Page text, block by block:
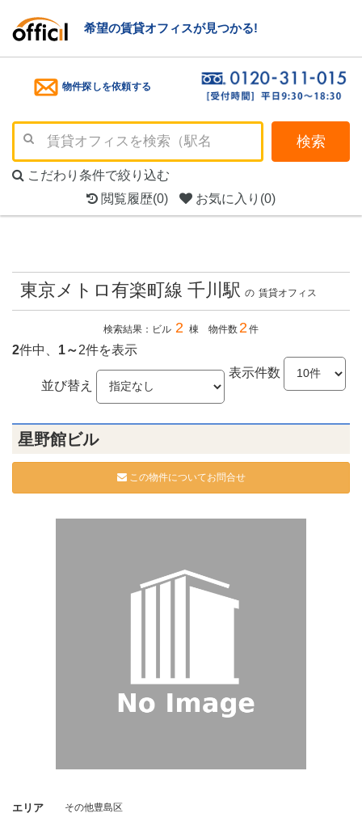
希望の賃貸オフィスが見つかる!
物件探しを依頼する
検索
こだわり条件で絞り込む
閲覧履歴(0) お気に入り (0)
東京メトロ有楽町線 千川駅 の 賃貸オフィス
検索結果：ビル 2 棟 物件数2件
2件中、 1～2件を表示
表示件数
並び替え
星野館ビル
この物件についてお問合せ
エリア その他豊島区